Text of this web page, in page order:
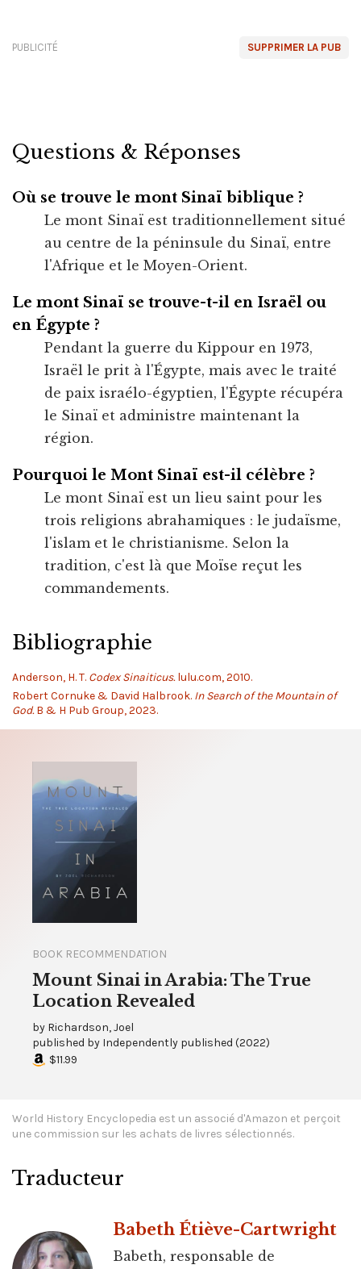
SUPPRIMER LA PUB
PUBLICITÉ
Questions & Réponses
Où se trouve le mont Sinaï biblique ?
Le mont Sinaï est traditionnellement situé
au centre de la péninsule du Sinaï, entre
l'Afrique et le Moyen-Orient.
Le mont Sinaï se trouve-t-il en Israël ou
en Égypte ?
Pendant la guerre du Kippour en 1973,
Israël le prit à l'Égypte, mais avec le traité
de paix israélo-égyptien, l'Égypte récupéra
le Sinaï et administre maintenant la
région.
Pourquoi le Mont Sinaï est-il célèbre ?
Le mont Sinaï est un lieu saint pour les
trois religions abrahamiques : le judaïsme,
l'islam et le christianisme. Selon la
tradition, c'est là que Moïse reçut les
commandements.
Bibliographie
Anderson, H. T. Codex Sinaiticus.lulu.com, 2010.
Robert Cornuke & David Halbrook. In Search of the Mountain of
God.B & H Pub Group, 2023.
BOOK RECOMMENDATION
Mount Sinai in Arabia: The True
Location Revealed
by Richardson, Joel
published by Independently published (2022)
$11.99
World History Encyclopedia est un associé d'Amazon et perçoit
une commission sur les achats de livres sélectionnés.
Traducteur
Babeth Étiève-Cartwright
Babeth, responsable de